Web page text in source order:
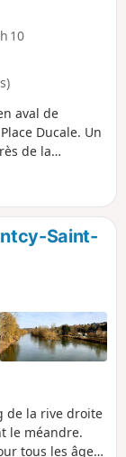
10
aval de
Ducale. Un
de la
traverser.
Saint-
de la rive droite
le méandre.
tous les âges.